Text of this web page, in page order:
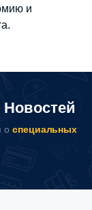
и
о специальных